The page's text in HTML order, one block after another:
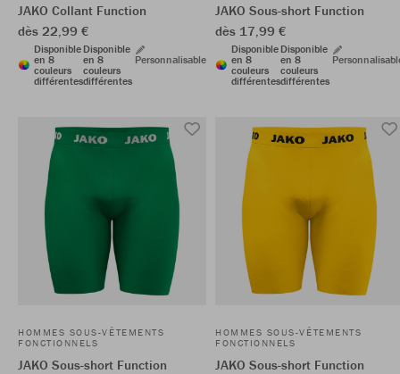
JAKO Collant Function
dès 22,99 €
Disponible
en 8
couleurs
différentes
Disponible
en 8
couleurs
différentes
Personnalisable
JAKO Sous-short Function
dès 17,99 €
Disponible
en 8
couleurs
différentes
Disponible
en 8
couleurs
différentes
HOMMES SOUS-VÊTEMENTS
FONCTIONNELS
JAKO Sous-short Function
HOMMES SOUS-VÊTEMENTS
FONCTIONNELS
JAKO Sous-short Function